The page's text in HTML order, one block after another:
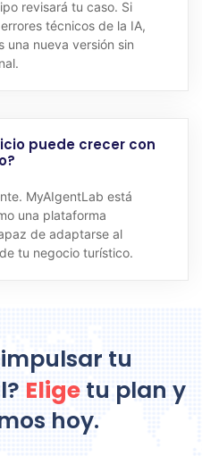
revisará tu caso. Si
técnicos de la IA,
una nueva versión sin
puede crecer con
MyAIgentLab está
una plataforma
de adaptarse al
tu negocio turístico.
impulsar tu
Elige tu plan y
hoy.